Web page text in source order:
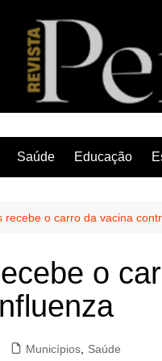
Saúde Educação
recebe o carro da vacina
o
Municípios Saúde